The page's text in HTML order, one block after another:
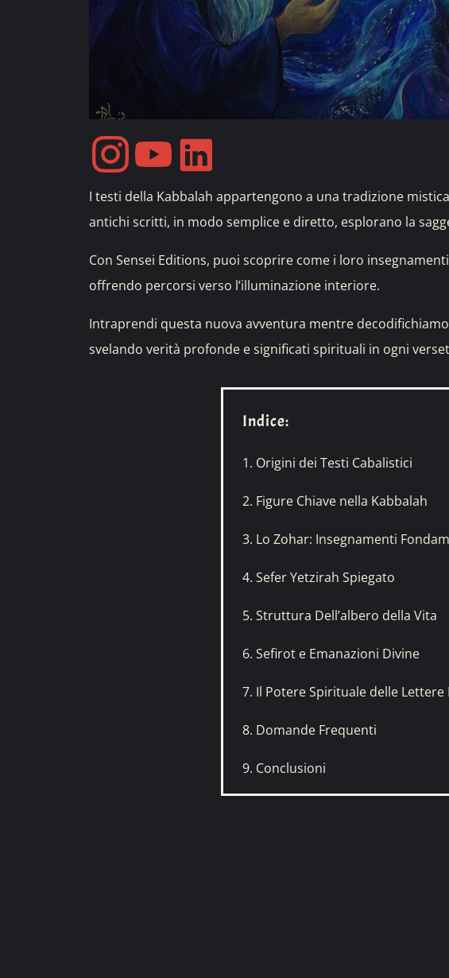
I testi della Kabbalah appartengono a una tradizione
antichi scritti, in modo semplice e diretto, esplorano la
Con Sensei Editions, puoi scoprire come i loro
offrendo percorsi verso l’illuminazione interiore.
Intraprendi questa nuova avventura mentre
svelando verità profonde e significati spirituali in ogni
Indice:
1. Origini dei Testi Cabalistici
2. Figure Chiave nella Kabbalah
3. Lo Zohar: Insegnamenti
4. Sefer Yetzirah Spiegato
5. Struttura Dell’albero della Vita
6. Sefirot e Emanazioni Divine
7. Il Potere Spirituale delle Lettere
8. Domande Frequenti
9. Conclusioni